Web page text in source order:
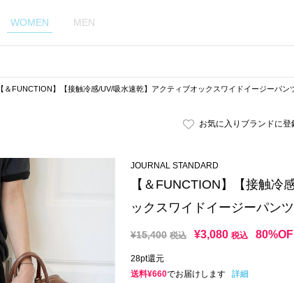
WOMEN MEN
【＆FUNCTION】【接触冷感/UV/吸水速乾】アクティブオックスワイドイージーパン
お気に入りブランドに登
JOURNAL STANDARD
【＆FUNCTION】【接触冷
ックスワイドイージーパンツ
¥15,400 税込 ¥3,080 税込
28pt還元
送料¥660でお届けします 詳細